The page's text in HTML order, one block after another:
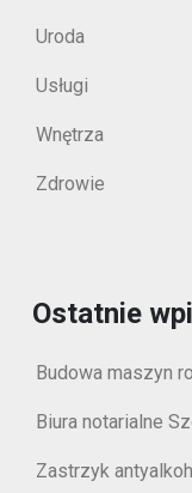
Uroda
Usługi
Wnętrza
Zdrowie
Ostatnie
Budowa maszyn
Biura notarialne
Zastrzyk